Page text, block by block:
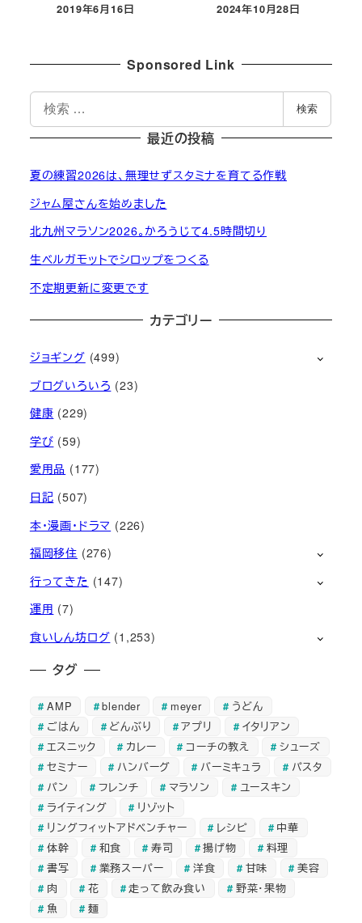
投稿日
2019年6月16日
投稿日
2024年10月28日
Sponsored Link
検
索
検索
最近の投稿
夏の練習2026は、無理せずスタミナを育てる作戦
ジャム屋さんを始めました
北九州マラソン2026。かろうじて4.5時間切り
生ベルガモットでシロップをつくる
不定期更新に変更です
カテゴリー
ジョギング (499)
ブログいろいろ (23)
健康 (229)
学び (59)
愛用品 (177)
日記 (507)
本・漫画・ドラマ (226)
福岡移住 (276)
行ってきた (147)
運用 (7)
食いしん坊ログ (1,253)
タグ
AMP blender meyer
うどん
ごはん
どんぶり アプリ
イタリアン
エスニック
カレー コーチの教え
シューズ
セミナー
ハンバーグ バーミキュラ
パスタ
パン
フレンチ マラソン
ユースキン
ライティング
リゾット
リングフィットアドベンチャー
レシピ
中華
体幹
和食 寿司 揚げ物
料理
書写
業務スーパー 洋食 甘味
美容
肉
花 走って飲み食い
野菜・果物
魚
麺